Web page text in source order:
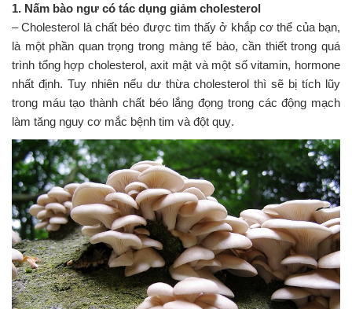
1. Nấm bào ngư có tác dụng giảm cholesterol
– Cholesterol là chất béo được tìm thấy ở khắp cơ thể của bạn,
là một phần quan trọng trong màng tế bào, cần thiết trong quá
trình tổng hợp cholesterol, axit mật và một số vitamin, hormone
nhất định. Tuy nhiên nếu dư thừa cholesterol thì sẽ bị tích lũy
trong máu tạo thành chất béo lắng đọng trong các động mạch
làm tăng nguy cơ mắc bệnh tim và đột quỵ.